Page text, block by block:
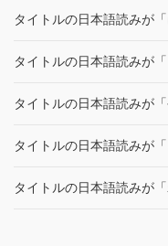
タイトルの日本語読みが
タイトルの日本語読みが
タイトルの日本語読みが
タイトルの日本語読みが
タイトルの日本語読みが